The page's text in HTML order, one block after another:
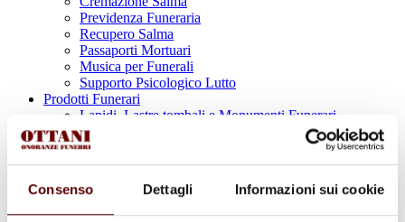
Consenso Dettagli Informazioni sui cookie
Previdenza Funeraria
Recupero Salma
Passaporti Mortuari
Musica per Funerali
Supporto Psicologico Lutto
Prodotti Funerari
Lapidi, Lastre tombali e Monumenti Funerari
Urne Cinerarie
Allestimento Funebre
Cofani Funebri
In caso di decesso
Necrologi
News